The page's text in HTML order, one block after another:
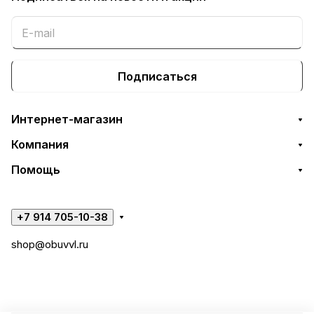
Подписаться
Интернет-магазин
Компания
Помощь
+7 914 705-10-38
shop@obuvvl.ru